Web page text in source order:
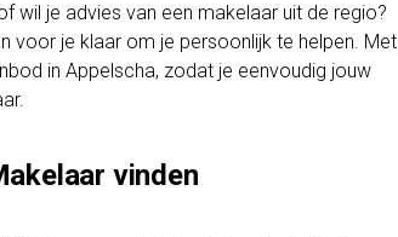
wil je advies van een makelaar uit de regio?
voor je klaar om je persoonlijk te helpen. Met
in Appelscha, zodat je eenvoudig jouw
vinden